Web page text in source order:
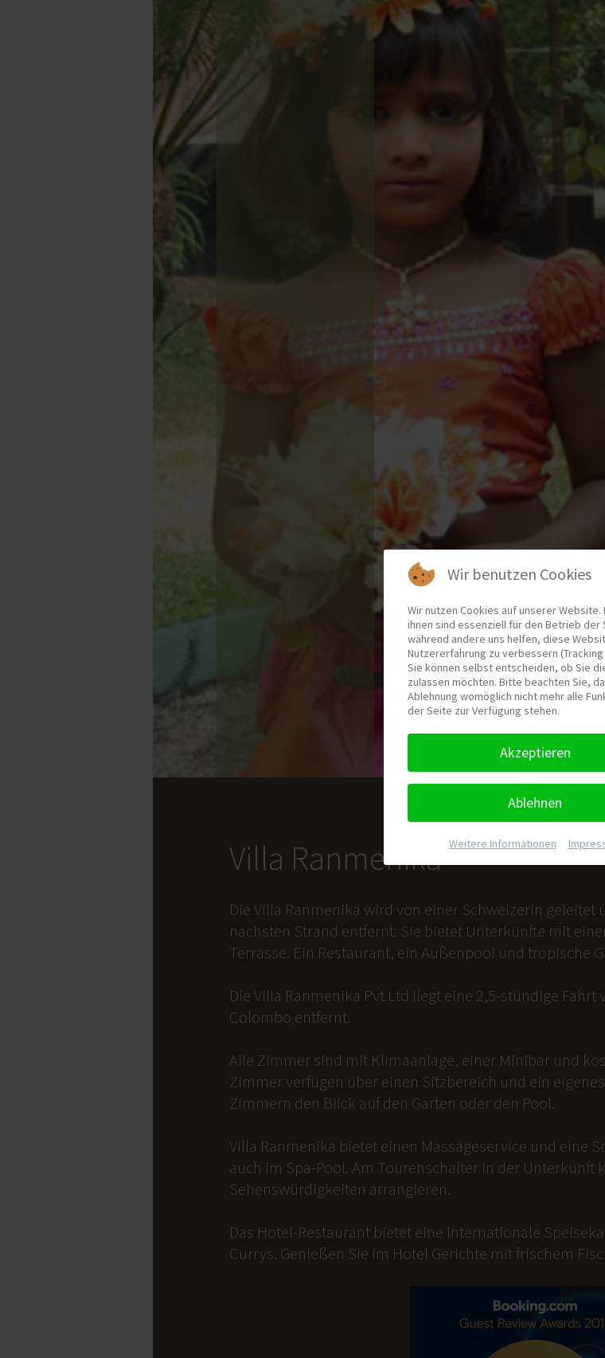
Villa Ranmenika
Die Villa Ranmenika wird von einer Schweizerin
nächsten Strand entfernt. Sie bietet Unterkünfte mit
Terrasse. Ein Restaurant, ein Außenpool und tropische
Die Villa Ranmenika Pvt.Ltd liegt eine 2,5-stündige
Colombo entfernt.
Alle Zimmer sind mit Klimaanlage, einer Minibar und
Zimmer verfügen über einen Sitzbereich und ein
Zimmern den Blick auf den Garten oder den Pool.
Villa Ranmenika bietet einen Massageservice und eine
auch im Spa-Pool. Am Tourenschalter in der Unterkunft
Sehenswürdigkeiten arrangieren.
Das Hotel-Restaurant bietet eine internationale
Currys. Genießen Sie im Hotel Gerichte mit frischem
Wir benutzen Cookies
Wir nutzen Cookies auf unserer Website.
ihnen sind essenziell für den Betrieb der
während andere uns helfen, diese
Nutzererfahrung zu verbessern (Tracking
Sie können selbst entscheiden, ob Sie
zulassen möchten. Bitte beachten Sie,
Ablehnung womöglich nicht mehr alle
der Seite zur Verfügung stehen.
Akzeptieren
Ablehnen
Weitere Informationen